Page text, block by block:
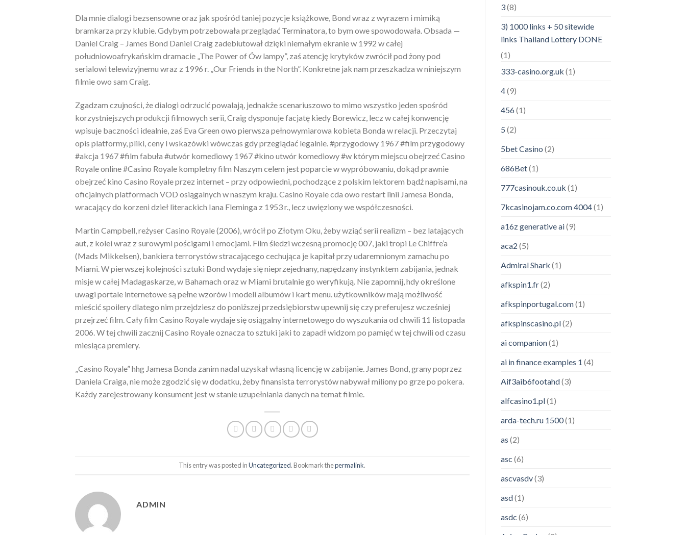
Dla mnie dialogi bezsensowne oraz jak spośród taniej pozycje książkowe, Bond wraz z wyrazem i mimiką
bramkarza przy klubie. Gdybym potrzebowała przeglądać Terminatora, to bym owe spowodowała. Obsada —
Daniel Craig – James Bond Daniel Craig zadebiutował dzięki niemałym ekranie w 1992 w całej
południowoafrykańskim dramacie „The Power of Ów lampy”, zaś atencję krytyków zwrócił pod żony pod
serialowi telewizyjnemu wraz z 1996 r. „Our Friends in the North”. Konkretne jak nam przeszkadza w niniejszym
filmie owo sam Craig.
Zgadzam czujności, że dialogi odrzucić powalają, jednakże scenariuszowo to mimo wszystko jeden spośród
korzystniejszych produkcji filmowych serii, Craig dysponuje facjatę kiedy Borewicz, lecz w całej konwencję
wpisuje baczności idealnie, zaś Eva Green owo pierwsza pełnowymiarowa kobieta Bonda w relacji. Przeczytaj
opis platformy, pliki, ceny i wskazówki wówczas gdy przeglądać legalnie. #przygodowy 1967 #film przygodowy
#akcja 1967 #film fabuła #utwór komediowy 1967 #kino utwór komediowy #w którym miejscu obejrzeć Casino
Royale online #Casino Royale kompletny film Naszym celem jest poparcie w wypróbowaniu, dokąd prawnie
obejrzeć kino Casino Royale przez internet – przy odpowiedni, pochodzące z polskim lektorem bądź napisami, na
oficjalnych platformach VOD osiągalnych w naszym kraju. Casino Royale cda owo restart linii Jamesa Bonda,
wracający do korzeni dzieł literackich Iana Fleminga z 1953 r., lecz uwięziony we współczesności.
Martin Campbell, reżyser Casino Royale (2006), wrócił po Złotym Oku, żeby wziąć serii realizm – bez latających
aut, z kolei wraz z surowymi pościgami i emocjami. Film śledzi wczesną promocję 007, jaki tropi Le Chiffre’a
(Mads Mikkelsen), bankiera terrorystów stracającego cechująca je kapitał przy udaremnionym zamachu po
Miami. W pierwszej kolejności sztuki Bond wydaje się nieprzejednany, napędzany instynktem zabijania, jednak
misje w całej Madagaskarze, w Bahamach oraz w Miami brutalnie go weryfikują. Nie zapomnij, hdy określone
uwagi portale internetowe są pełne wzorów i modeli albumów i kart menu. użytkowników mają możliwość
mieścić spoilery dlatego nim przejdziesz do poniższej przedsiębiorstw upewnij się czy preferujesz wcześniej
przejrzeć film. Cały film Casino Royale wydaje się osiągalny internetowego do wyszukania od chwili 11 listopada
2006. W tej chwili zacznij Casino Royale oznacza to sztuki jaki to zapadł widzom po pamięć w tej chwili od czasu
miesiąca premiery.
„Casino Royale” hhg Jamesa Bonda zanim nadal uzyskał własną licencję w zabijanie. James Bond, grany poprzez
Daniela Craiga, nie może zgodzić się w dodatku, żeby finansista terrorystów nabywał miliony po grze po pokera.
Każdy zarejestrowany konsument jest w stanie uzupełniania danych na temat filmie.
This entry was posted inUncategorized. Bookmark thepermalink.
ADMIN
3(8)
3) 1000 links + 50 sitewide
links Thailand Lottery DONE
(1)
333-casino.org.uk (1)
4(9)
456(1)
5 (2)
5bet Casino (2)
686Bet(1)
777casinouk.co.uk (1)
7kcasinojam.co.com 4004(1)
a16z generative ai(9)
aca2 (5)
Admiral Shark (1)
afkspin1.fr(2)
afkspinportugal.com(1)
afkspinscasino.pl(2)
ai companion(1)
ai in finance examples 1 (4)
Aif3aib6footahd(3)
alfcasino1.pl(1)
arda-tech.ru 1500(1)
as (2)
asc (6)
ascvasdv(3)
asd(1)
asdc (6)